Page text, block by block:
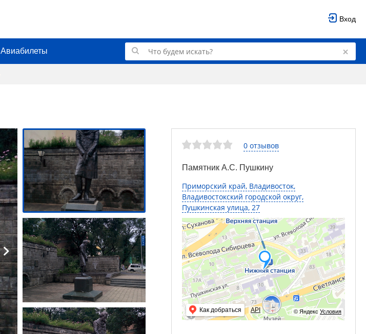
Вход
Авиабилеты
0 отзывов
Памятник А.С. Пушкину
Приморский край, Владивосток,
Владивостокский городской округ,
Пушкинская улица, 27
© Яндекс Условия
Как добраться API